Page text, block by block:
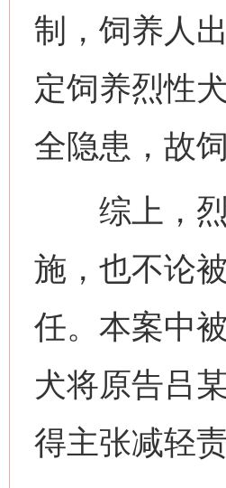
制，饲养人
定饲养烈性
全隐患，故
综上，烈
施，也不论
任。本案中
犬将原告吕
得主张减轻责